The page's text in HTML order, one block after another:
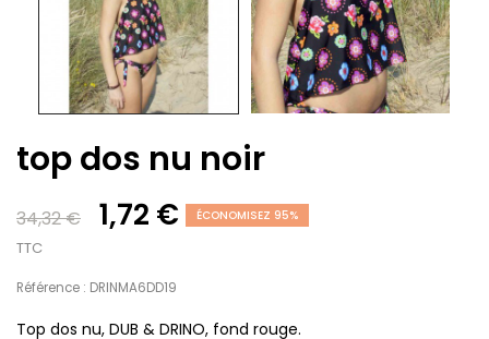
top dos nu noir
34,32 € 1,72 € ÉCONOMISEZ 95%
TTC
Référence : DRINMA6DD19
Top dos nu, DUB & DRINO, fond rouge.